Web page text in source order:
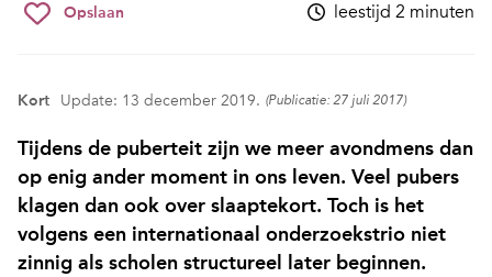
Opslaan leestijd 2 minuten
Kort Update: 13 december 2019. (Publicatie: 27 juli 2017)
Tijdens de puberteit zijn we meer avondmens dan
op enig ander moment in ons leven. Veel pubers
klagen dan ook over slaaptekort. Toch is het
volgens een internationaal onderzoekstrio niet
zinnig als scholen structureel later beginnen.